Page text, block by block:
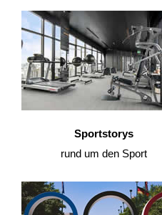
Sportstorys
rund um den Sport